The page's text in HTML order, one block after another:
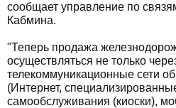
сообщает управление по
Кабмина.
"Теперь продажа
осуществляться не только
телекоммуникационные сети
(Интернет,
самообслуживания (киоски),